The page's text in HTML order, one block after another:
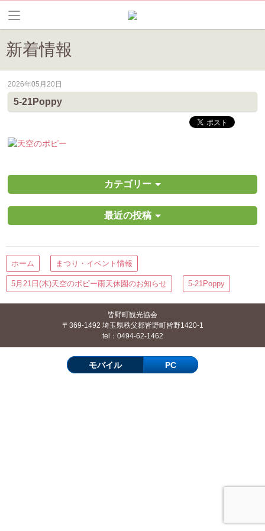
新着情報
皆野町のイベントやお祭り、花情報等の最新情報や観光協会会員情報
2026年05月20日
5-21Poppy
カテゴリー
最近の投稿
ホーム まつり・イベント情報
5月21日(木)天空のポピー雨天休園のお知らせ 5-21Poppy
皆野町観光協会
〒369-1492 埼玉県秩父郡皆野町皆野1420-1
tel：0494-62-1462
モバイル PC